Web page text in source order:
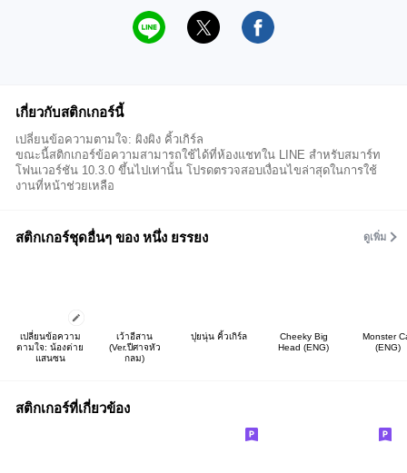
เกี่ยวกับสติกเกอร์นี้
เปลี่ยนข้อความตามใจ: ผิงผิง คิ้วเกิร์ล
ขณะนี้สติกเกอร์ข้อความสามารถใช้ได้ที่ห้องแชทใน LINE สำหรับสมาร์ท
โฟนเวอร์ชัน 10.3.0 ขึ้นไปเท่านั้น โปรดตรวจสอบเงื่อนไขล่าสุดในการใช้
งานที่หน้าช่วยเหลือ
สติกเกอร์ชุดอื่นๆ ของ หนึ่ง ยรรยง ดูเพิ่ม
เปลี่ยนข้อความ
ตามใจ: น้องต่าย
แสนซน
เว้าอีสาน
(Ver.ปีศาจหัว
กลม)
ปุยนุ่น คิ้วเกิร์ล
Cheeky Big
Head (ENG)
Monster
(ENG)
สติกเกอร์ที่เกี่ยวข้อง